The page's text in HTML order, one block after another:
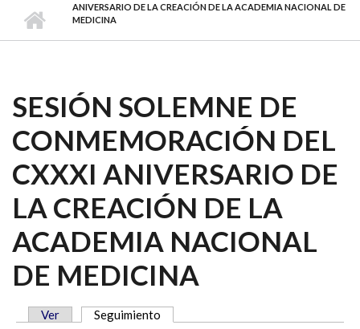
ANIVERSARIO DE LA CREACIÓN DE LA ACADEMIA NACIONAL DE
MEDICINA
SESIÓN SOLEMNE DE
CONMEMORACIÓN DEL
CXXXI ANIVERSARIO DE
LA CREACIÓN DE LA
ACADEMIA NACIONAL
DE MEDICINA
Ver Seguimiento